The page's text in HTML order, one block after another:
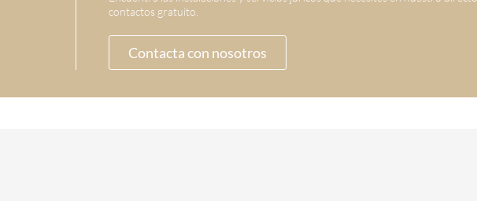
contactos gratuito.
Contacta con nosotros